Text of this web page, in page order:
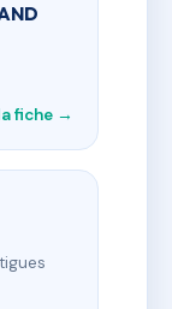
fiche →